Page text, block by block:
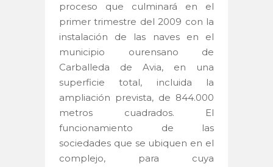
proceso que culminará en el
primer trimestre del 2009 con la
instalación de las naves en el
municipio ourensano de
Carballeda de Avia, en una
superficie total, incluida la
ampliación prevista, de 844.000
metros cuadrados. El
funcionamiento de las
sociedades que se ubiquen en el
complejo, para cuya